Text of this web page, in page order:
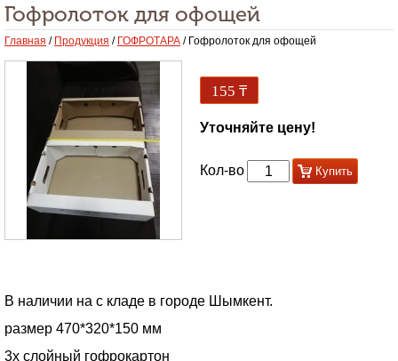
Гофролоток для офощей
Главная / Продукция / ГОФРОТАРА / Гофролоток для офощей
155 ₸
Уточняйте цену!
Кол-во Купить
В наличии на с кладе в городе Шымкент.
размер 470*320*150 мм
3х слойный гофрокартон